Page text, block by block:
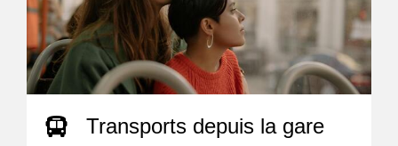
Transports depuis la gare